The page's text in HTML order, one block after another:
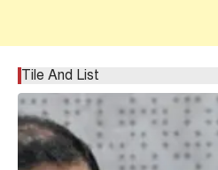
Tile And List